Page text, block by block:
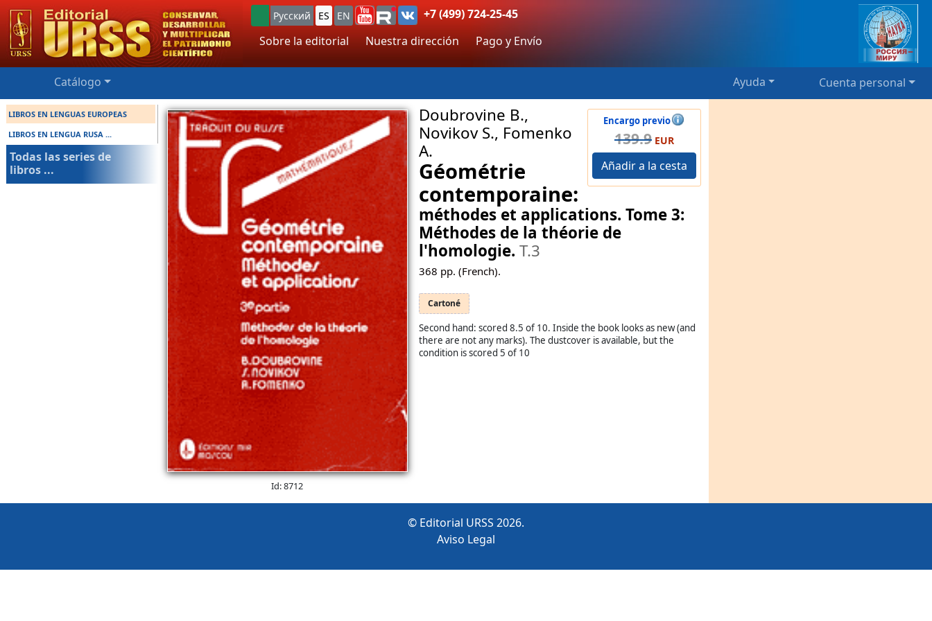
Русский ES EN
+7 (499) 724-25-45
Sobre la editorial
Nuestra dirección Pago y Envío
Catálogo Ayuda Cuenta personal
LIBROS EN LENGUAS EUROPEAS
LIBROS EN LENGUA RUSA ...
Todas las series de
libros ...
Id: 8712
Encargo previo
139.9 EUR
Añadir a la cesta
Doubrovine B.,
Novikov S., Fomenko
A.
Géométrie
contemporaine:
méthodes et applications. Tome 3:
Méthodes de la théorie de
l'homologie. T.3
368 pp. (French).
Cartoné
Second hand: scored 8.5 of 10. Inside the book looks as new (and
there are not any marks). The dustcover is available, but the
condition is scored 5 of 10
© Editorial URSS 2026.
Aviso Legal